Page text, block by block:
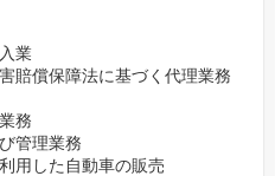
業
賠償保障法に基づく代理業務
務
管理業務
用した自動車の販売